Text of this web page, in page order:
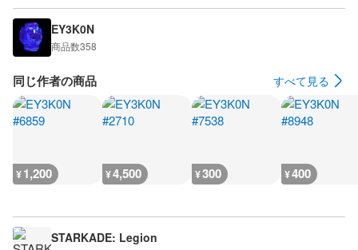
EY3K0N
商品数358
同じ作者の商品 すべて見る
¥1,200 ¥4,500 ¥300 ¥400
STARKADE: Legion